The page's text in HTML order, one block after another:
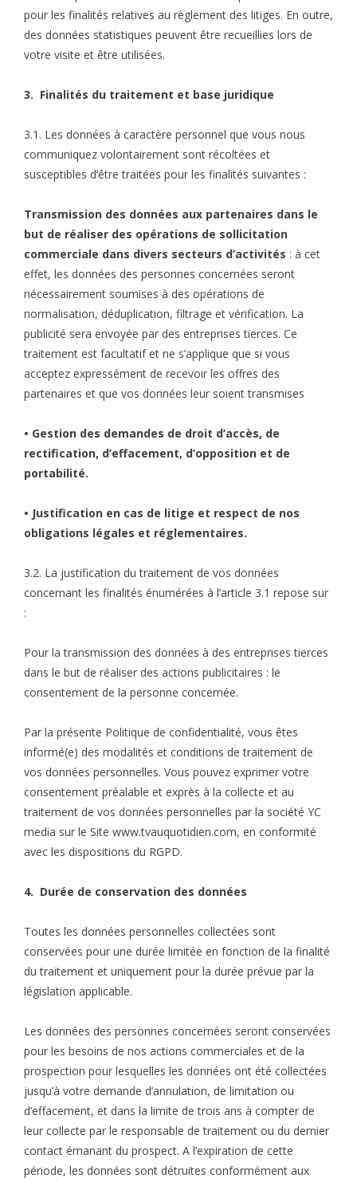
pour les finalités relatives au règlement des litiges. En outre,
des données statistiques peuvent être recueillies lors de
votre visite et être utilisées.
3. Finalités du traitement et base juridique
3.1. Les données à caractère personnel que vous nous
communiquez volontairement sont récoltées et
susceptibles d’être traitées pour les finalités suivantes :
Transmission des données aux partenaires dans le
but de réaliser des opérations de sollicitation
commerciale dans divers secteurs d’activités : à cet
effet, les données des personnes concernées seront
nécessairement soumises à des opérations de
normalisation, déduplication, filtrage et vérification. La
publicité sera envoyée par des entreprises tierces. Ce
traitement est facultatif et ne s’applique que si vous
acceptez expressément de recevoir les offres des
partenaires et que vos données leur soient transmises
• Gestion des demandes de droit d’accès, de
rectification, d’effacement, d’opposition et de
portabilité.
• Justification en cas de litige et respect de nos
obligations légales et réglementaires.
3.2. La justification du traitement de vos données
concernant les finalités énumérées à l’article 3.1 repose sur
:
Pour la transmission des données à des entreprises tierces
dans le but de réaliser des actions publicitaires : le
consentement de la personne concernée.
Par la présente Politique de confidentialité, vous êtes
informé(e) des modalités et conditions de traitement de
vos données personnelles. Vous pouvez exprimer votre
consentement préalable et exprès à la collecte et au
traitement de vos données personnelles par la société YC
media sur le Site www.tvauquotidien.com, en conformité
avec les dispositions du RGPD.
4. Durée de conservation des données
Toutes les données personnelles collectées sont
conservées pour une durée limitée en fonction de la finalité
du traitement et uniquement pour la durée prévue par la
législation applicable.
Les données des personnes concernées seront conservées
pour les besoins de nos actions commerciales et de la
prospection pour lesquelles les données ont été collectées
jusqu’à votre demande d’annulation, de limitation ou
d’effacement, et dans la limite de trois ans à compter de
leur collecte par le responsable de traitement ou du dernier
contact émanant du prospect. A l’expiration de cette
période, les données sont détruites conformément aux